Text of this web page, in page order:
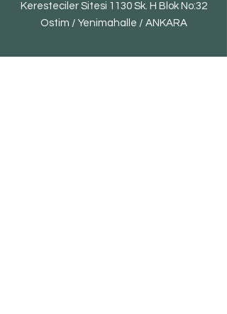
Keresteciler Sitesi 1130 Sk. H Blok No:32
Ostim / Yenimahalle / ANKARA